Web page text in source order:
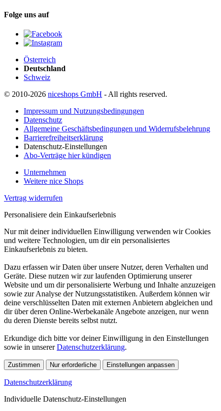
Folge uns auf
Österreich
Deutschland
Schweiz
© 2010-2026 niceshops GmbH - All rights reserved.
Impressum und Nutzungsbedingungen
Datenschutz
Allgemeine Geschäftsbedingungen und Widerrufsbelehrung
Barrierefreiheitserklärung
Datenschutz-Einstellungen
Abo-Verträge hier kündigen
Unternehmen
Weitere nice Shops
Vertrag widerrufen
Personalisiere dein Einkaufserlebnis
Nur mit deiner individuellen Einwilligung verwenden wir Cookies
und weitere Technologien, um dir ein personalisiertes
Einkaufserlebnis zu bieten.
Dazu erfassen wir Daten über unsere Nutzer, deren Verhalten und
Geräte. Diese nutzen wir zur laufenden Optimierung unserer
Website und um dir personalisierte Werbung und Inhalte anzuzeigen
sowie zur Analyse der Nutzungsstatistiken. Außerdem können wir
deine verschlüsselten Daten mit externen Anbietern abgleichen und
dir über deren Online-Werbekanäle Angebote anzeigen, nur wenn
du deren Dienste bereits selbst nutzt.
Erkundige dich bitte vor deiner Einwilligung in den Einstellungen
sowie in unsererDatenschutzerklärung.
Zustimmen Nur erforderliche Einstellungen anpassen
Datenschutzerklärung
Individuelle Datenschutz-Einstellungen